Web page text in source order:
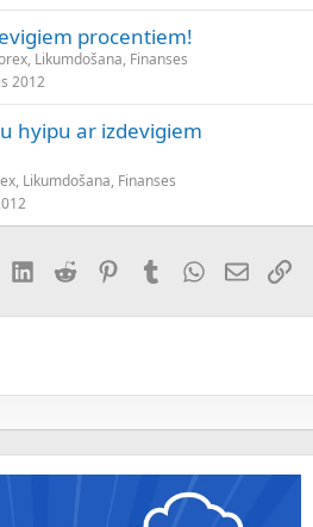
procentiem!
Likumdošana, Finanses
2012
hyipu ar izdevigiem
Likumdošana, Finanses
LinkedInReddit PinterestTumblrWhatsApp
E-pasts